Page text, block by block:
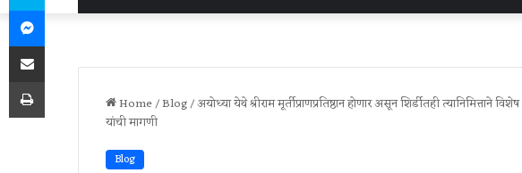
Home/Blog/अयोध्या येथे श्रीराम मूर्तीप्राणप्रतिष्ठान होणार असून शिर्डीतही
यांची मागणी
Blog
Messenger
Share via Email